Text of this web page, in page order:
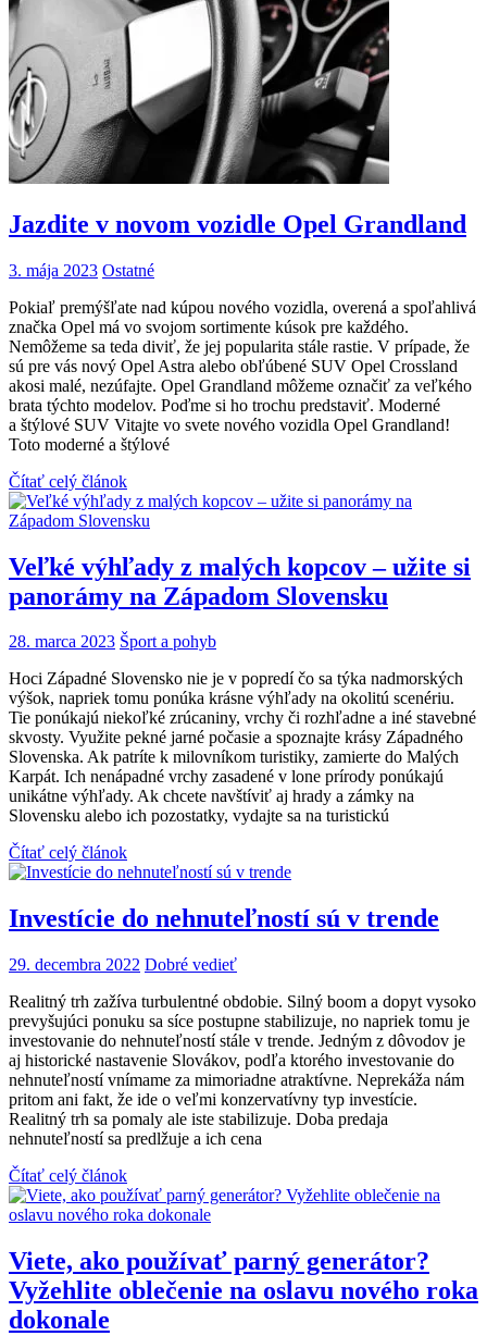
Jazdite v novom vozidle Opel Grandland
3. mája 2023 Ostatné
Pokiaľ premýšľate nad kúpou nového vozidla, overená a spoľahlivá
značka Opel má vo svojom sortimente kúsok pre každého.
Nemôžeme sa teda diviť, že jej popularita stále rastie. V prípade, že
sú pre vás nový Opel Astra alebo obľúbené SUV Opel Crossland
akosi malé, nezúfajte. Opel Grandland môžeme označiť za veľkého
brata týchto modelov. Poďme si ho trochu predstaviť. Moderné
a štýlové SUV Vitajte vo svete nového vozidla Opel Grandland!
Toto moderné a štýlové
Čítať celý článok
Veľké výhľady z malých kopcov – užite si
panorámy na Západom Slovensku
28. marca 2023 Šport a pohyb
Hoci Západné Slovensko nie je v popredí čo sa týka nadmorských
výšok, napriek tomu ponúka krásne výhľady na okolitú scenériu.
Tie ponúkajú niekoľké zrúcaniny, vrchy či rozhľadne a iné stavebné
skvosty. Využite pekné jarné počasie a spoznajte krásy Západného
Slovenska. Ak patríte k milovníkom turistiky, zamierte do Malých
Karpát. Ich nenápadné vrchy zasadené v lone prírody ponúkajú
unikátne výhľady. Ak chcete navštíviť aj hrady a zámky na
Slovensku alebo ich pozostatky, vydajte sa na turistickú
Čítať celý článok
Investície do nehnuteľností sú v trende
29. decembra 2022 Dobré vedieť
Realitný trh zažíva turbulentné obdobie. Silný boom a dopyt vysoko
prevyšujúci ponuku sa síce postupne stabilizuje, no napriek tomu je
investovanie do nehnuteľností stále v trende. Jedným z dôvodov je
aj historické nastavenie Slovákov, podľa ktorého investovanie do
nehnuteľností vnímame za mimoriadne atraktívne. Neprekáža nám
pritom ani fakt, že ide o veľmi konzervatívny typ investície.
Realitný trh sa pomaly ale iste stabilizuje. Doba predaja
nehnuteľností sa predlžuje a ich cena
Čítať celý článok
Viete, ako používať parný generátor?
Vyžehlite oblečenie na oslavu nového roka
dokonale